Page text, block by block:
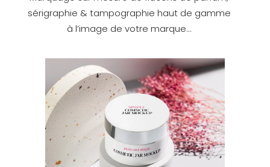
sérigraphie & tampographie haut de gamme
à l’image de votre marque…
EN SAVOIR PLUS